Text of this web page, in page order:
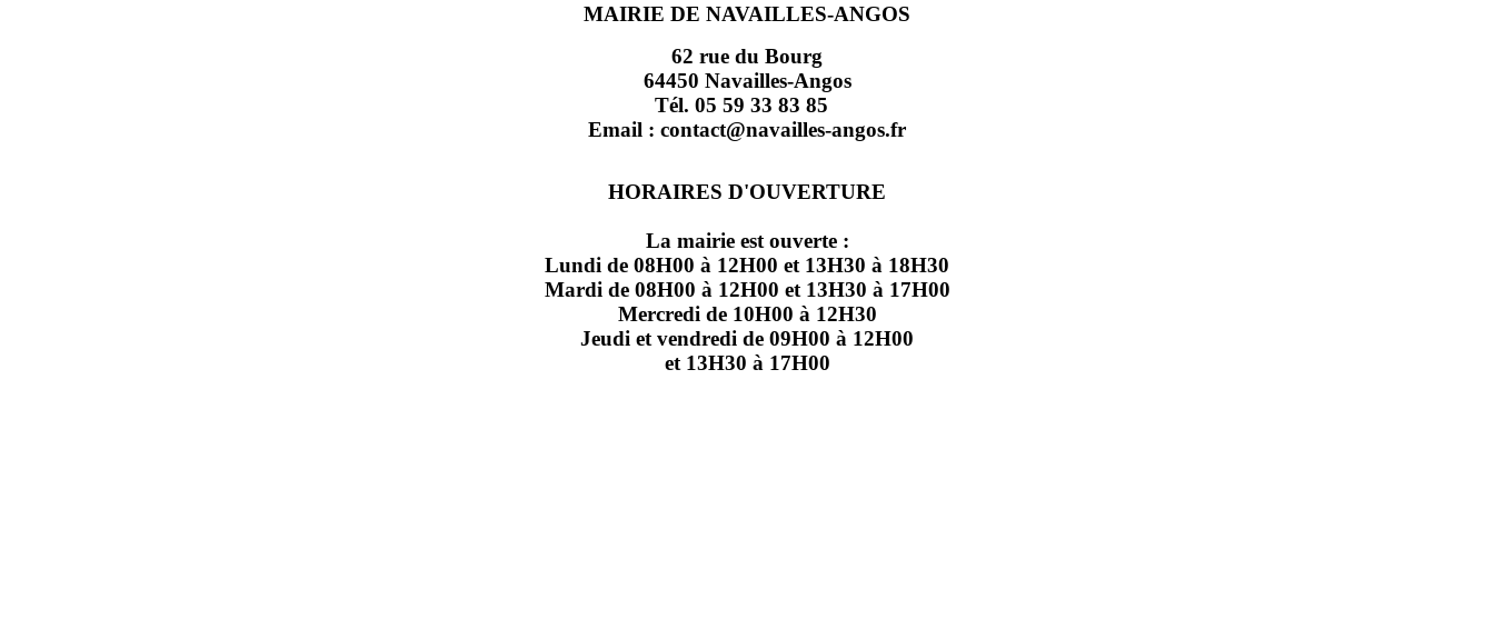
MAIRIE DE NAVAILLES-ANGOS
62 rue du Bourg
64450 Navailles-Angos
Tél. 05 59 33 83 85
Email : contact@navailles-angos.fr
HORAIRES D'OUVERTURE
La mairie est ouverte :
Lundi de 08H00 à 12H00 et 13H30 à 18H30
Mardi de 08H00 à 12H00 et 13H30 à 17H00
Mercredi de 10H00 à 12H30
Jeudi et vendredi de 09H00 à 12H00
et 13H30 à 17H00